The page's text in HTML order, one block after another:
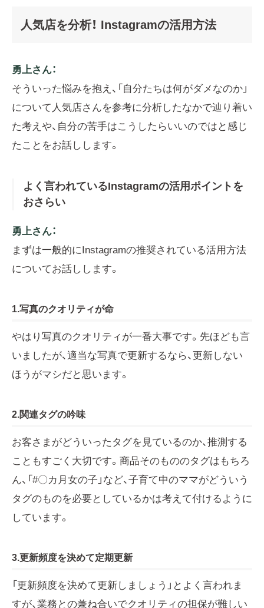
人気店を分析！ Instagramの活用方法
勇上さん：
そういった悩みを抱え、「自分たちは何がダメなのか」
について人気店さんを参考に分析したなかで辿り着い
た考えや、自分の苦手はこうしたらいいのではと感じ
たことをお話しします。
よく言われているInstagramの活用ポイントを
おさらい
勇上さん：
まずは一般的にInstagramの推奨されている活用方法
についてお話しします。
1.写真のクオリティが命
やはり写真のクオリティが一番大事です。先ほども言
いましたが、適当な写真で更新するなら、更新しない
ほうがマシだと思います。
2.関連タグの吟味
お客さまがどういったタグを見ているのか、推測する
こともすごく大切です。商品そのもののタグはもちろ
ん、「#〇カ月女の子」など、子育て中のママがどういう
タグのものを必要としているかは考えて付けるように
しています。
3.更新頻度を決めて定期更新
「更新頻度を決めて更新しましょう」とよく言われま
すが、業務との兼ね合いでクオリティの担保が難しい